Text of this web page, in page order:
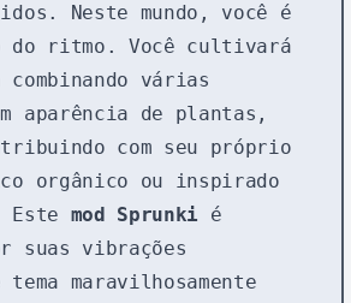
Neste mundo, você é
ritmo. Você cultivará
várias
aparência de plantas,
com seu próprio
orgânico ou inspirado
Este mod Sprunki é
suas vibrações
maravilhosamente